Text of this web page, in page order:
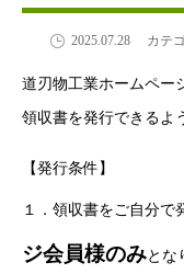
2025.07.28 カテ
道刃物工業ホームペー
領収書を発行できるよ
【発行条件】
１．領収書をご自分で
ジ会員様のみとな